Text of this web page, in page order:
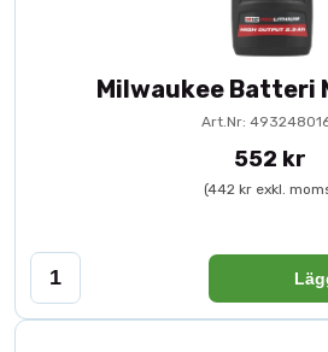
Milwaukee Batteri
Art.Nr:
552 kr
(442 kr exkl.